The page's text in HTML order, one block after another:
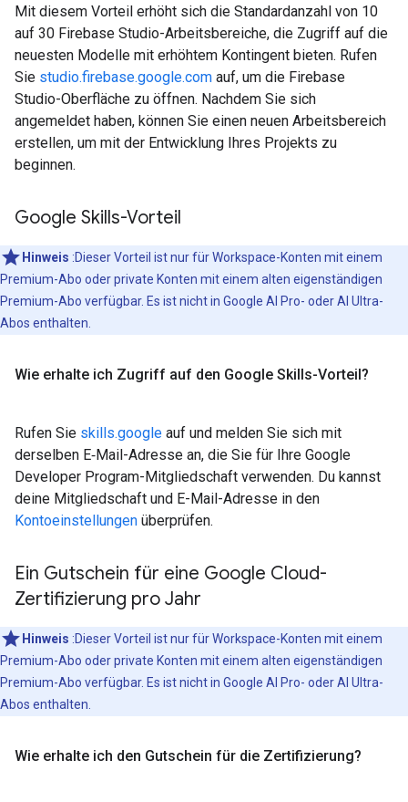
Mit diesem Vorteil erhöht sich die Standardanzahl von 10
auf 30 Firebase Studio-Arbeitsbereiche, die Zugriff auf die
neuesten Modelle mit erhöhtem Kontingent bieten. Rufen
Sie studio.firebase.google.com auf, um die Firebase
Studio-Oberfläche zu öffnen. Nachdem Sie sich
angemeldet haben, können Sie einen neuen Arbeitsbereich
erstellen, um mit der Entwicklung Ihres Projekts zu
beginnen.
Google Skills-Vorteil
Hinweis :Dieser Vorteil ist nur für Workspace-Konten mit einem
Premium-Abo oder private Konten mit einem alten eigenständigen
Premium-Abo verfügbar. Es ist nicht in Google AI Pro- oder AI Ultra-
Abos enthalten.
Wie erhalte ich Zugriff auf den Google Skills-Vorteil?
Rufen Sie skills.google auf und melden Sie sich mit
derselben E‑Mail-Adresse an, die Sie für Ihre Google
Developer Program-Mitgliedschaft verwenden. Du kannst
deine Mitgliedschaft und E-Mail-Adresse in den
Kontoeinstellungen überprüfen.
Ein Gutschein für eine Google Cloud-
Zertifizierung pro Jahr
Hinweis :Dieser Vorteil ist nur für Workspace-Konten mit einem
Premium-Abo oder private Konten mit einem alten eigenständigen
Premium-Abo verfügbar. Es ist nicht in Google AI Pro- oder AI Ultra-
Abos enthalten.
Wie erhalte ich den Gutschein für die Zertifizierung?